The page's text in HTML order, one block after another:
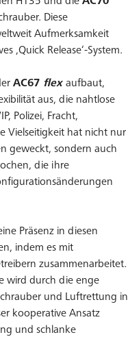
Diese
Aufmerksamkeit
‚Quick Release‘-System.
AC67 flex aufbaut,
aus, die nahtlose
Polizei, Fracht,
Vielseitigkeit hat nicht nur
geweckt, sondern auch
die ihre
Präsenz in diesen
indem es mit
zusammenarbeitet.
wird durch die enge
und Luftrettung in
kooperative Ansatz
und schlanke